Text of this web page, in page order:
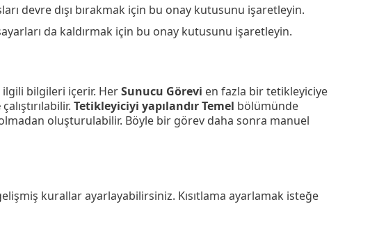
devre dışı bırakmak için bu onay kutusunu işaretleyin.
da kaldırmak için bu onay kutusunu işaretleyin.
bilgileri içerir. HerSunucu Görevi en fazla bir tetikleyiciye
çalıştırılabilir. Tetikleyiciyi yapılandır Temel bölümünde
oluşturulabilir. Böyle bir görev daha sonra manuel
kurallar ayarlayabilirsiniz. Kısıtlama ayarlamak isteğe